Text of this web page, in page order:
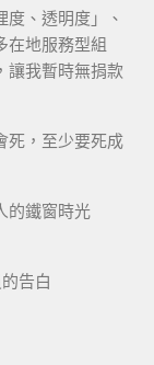
度、透明度」、
在地服務型組
讓我暫時無捐款
死，至少要死成
的鐵窗時光
告白